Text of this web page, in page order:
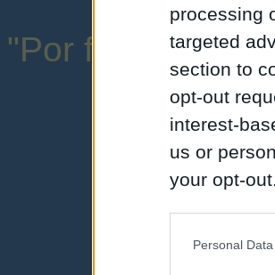
processing
targeted
section to
opt-out
interest-
us or
your opt-
Personal
"Por favor, no
una